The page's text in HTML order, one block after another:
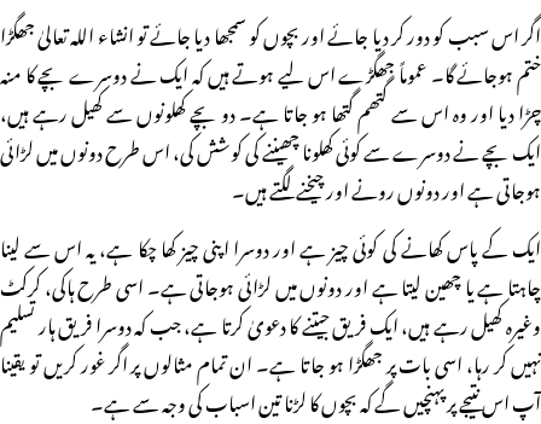
اگر اس سبب کو دور کر دیا جائے اور بچوں کو سمجھا دیا جائے تو انشاء اللہ تعالیٰ جھگڑا
ختم ہوجائے گا۔ عموماً جھگڑے اس لیے ہوتے ہیں کہ ایک نے دوسرے بچے کا منہ
چڑا دیا اور وہ اس سے گتھم گتھا ہو جاتا ہے۔ دو بچے کھلونوں سے کھیل رہے ہیں،
ایک بچے نے دوسرے سے کوئی کھلونا چھیننے کی کوشش کی، اس طرح دونوں میں لڑائی
ہوجاتی ہے اور دونوں رونے اور چیخنے لگتے ہیں۔
ایک کے پاس کھانے کی کوئی چیز ہے اور دوسرا اپنی چیز کھا چکا ہے، یہ اس سے لینا
چاہتا ہے یا چھین لیتا ہے اور دونوں میں لڑائی ہوجاتی ہے۔ اسی طرح ہاکی، کرکٹ
وغیرہ کھیل رہے ہیں، ایک فریق جیتنے کا دعویٰ کرتا ہے، جب کہ دوسرا فریق ہار تسلیم
نہیں کر رہا، اسی بات پر جھگڑا ہو جاتا ہے۔ ان تمام مثالوں پر اگر غور کریں تو یقینا
آپ اس نتیجے پر پہنچیں گے کہ بچوں کا لڑنا تین اسباب کی وجہ سے ہے۔